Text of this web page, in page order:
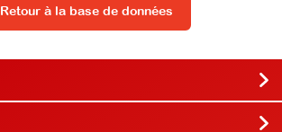
Retour à la base de données